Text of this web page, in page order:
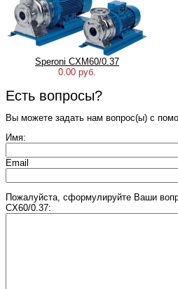
Speroni CXM60/0.37
0.00 руб.
Есть вопросы?
Вы можете задать нам вопрос(ы) с
Имя:
Email
Пожалуйста, сформулируйте Ваши
CX60/0.37: